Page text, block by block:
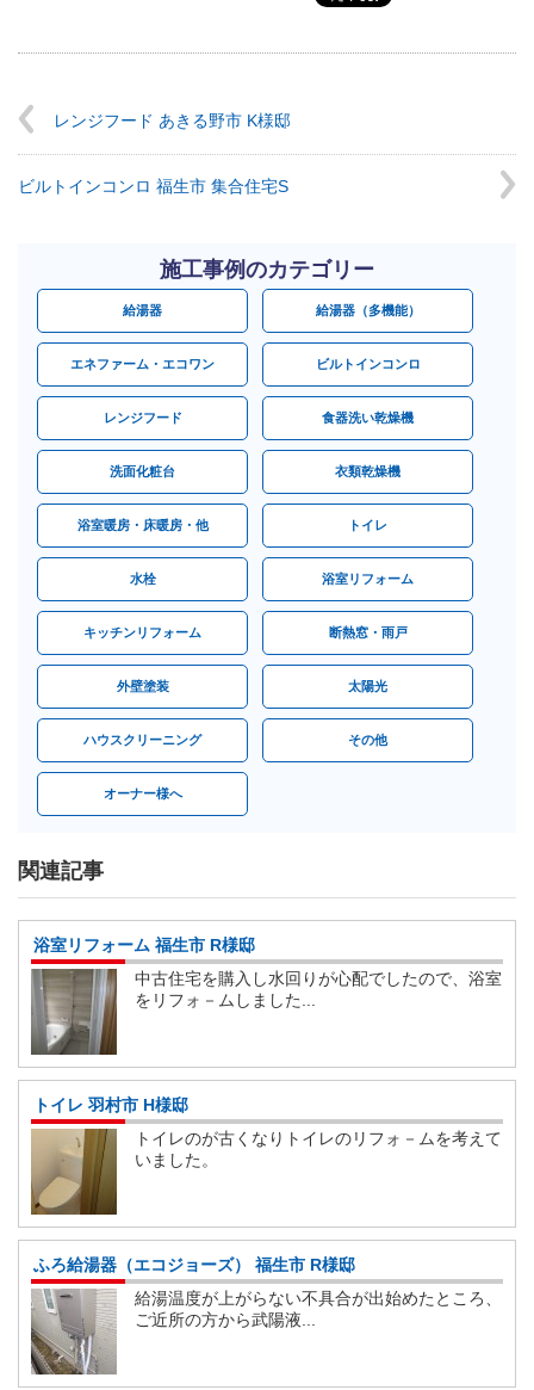
レンジフード あきる野市 K様邸
ビルトインコンロ 福生市 集合住宅S
施工事例のカテゴリー
給湯器 給湯器（多機能）
エネファーム・エコワン ビルトインコンロ
レンジフード 食器洗い乾燥機
洗面化粧台 衣類乾燥機
浴室暖房・床暖房・他 トイレ
水栓 浴室リフォーム
キッチンリフォーム 断熱窓・雨戸
外壁塗装 太陽光
ハウスクリーニング その他
オーナー様へ
関連記事
浴室リフォーム 福生市 R様邸
中古住宅を購入し水回りが心配でしたので、浴室
をリフォ－ムしました...
トイレ 羽村市 H様邸
トイレのが古くなりトイレのリフォ－ムを考えて
いました。
ふろ給湯器（エコジョーズ） 福生市 R様邸
給湯温度が上がらない不具合が出始めたところ、
ご近所の方から武陽液...